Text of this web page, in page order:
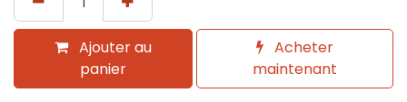
Ajouter au
panier
Acheter
maintenant